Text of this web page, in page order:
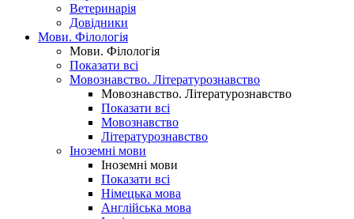
Ветеринарія
Довідники
Мови. Філологія
Мови. Філологія
Показати всі
Мовознавство. Літературознавство
Мовознавство. Літературознавство
Показати всі
Мовознавство
Літературознавство
Іноземні мови
Іноземні мови
Показати всі
Німецька мова
Англійська мова